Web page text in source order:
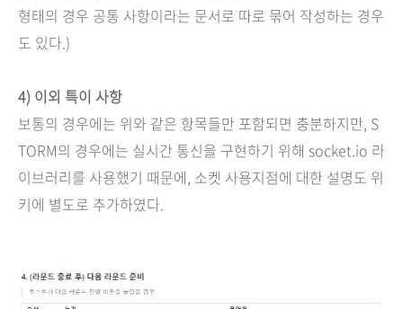
형태의 경우 공통 사항이라는 문서로 따로 묶어 작성하는 경우
도 있다.)
4) 이외 특이 사항
보통의 경우에는 위와 같은 항목들만 포함되면 충분하지만, S
TORM의 경우에는 실시간 통신을 구현하기 위해 socket.io 라
이브러리를 사용했기 때문에, 소켓 사용지점에 대한 설명도 위
키에 별도로 추가하였다.